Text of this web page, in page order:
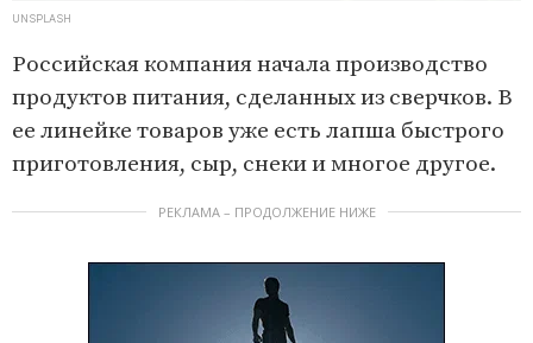
UNSPLASH
Российская компания начала производство
продуктов питания, сделанных из сверчков. В
ее линейке товаров уже есть лапша быстрого
приготовления, сыр, снеки и многое другое.
РЕКЛАМА – ПРОДОЛЖЕНИЕ НИЖЕ